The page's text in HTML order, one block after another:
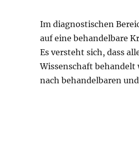
Im diagnostischen
auf eine behandelbare
Es versteht sich, dass
Wissenschaft
nach behandelbaren